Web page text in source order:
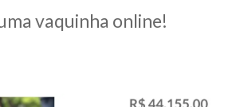
vaquinha online!